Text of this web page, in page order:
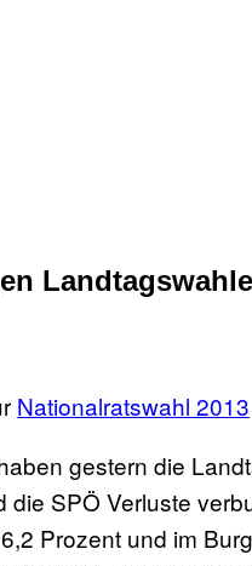
Nationalratswahl 2013
gestern die
SPÖ Verluste
Prozent und im